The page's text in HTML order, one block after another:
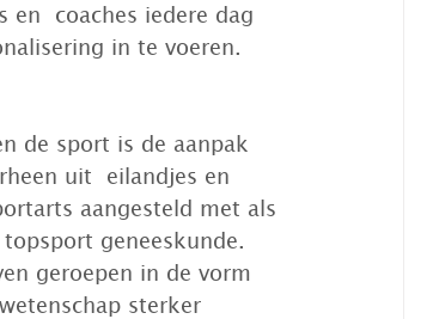
en  coaches iedere dag
in te voeren.
de sport is de aanpak
uit  eilandjes en
aangesteld met als
geneeskunde.
geroepen in de vorm
sterker